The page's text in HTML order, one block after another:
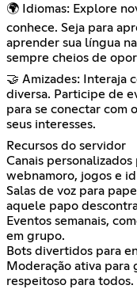
🌍 Idiomas: Explore
conhece. Seja para
aprender sua língua
sempre cheios de
🤝 Amizades: Interaja
diversa. Participe de
para se conectar com
seus interesses.
Recursos do servidor
Canais personalizados
webnamoro, jogos e
Salas de voz para
aquele papo
Eventos semanais,
em grupo.
Bots divertidos para
Moderação ativa para
respeitoso para todos.